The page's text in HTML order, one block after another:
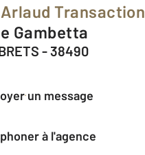
Arlaud Transaction
Gambetta
- 38490
un message
à l'agence